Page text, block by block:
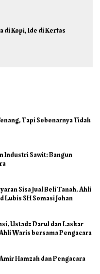
di Kopi, Ide di Kertas
Tapi Sebenarnya Tidak
Industri Sawit: Bangun
Sisa Jual Beli Tanah, Ahli
SH Somasi Johan
Ustadz Darul dan Laskar
Waris bersama Pengacara
Hamzah dan Pengacara